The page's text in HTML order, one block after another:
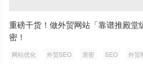
重磅干货！做外贸网站「靠谱推殿堂
密！
网站优化 外贸SEO 泄密 SEO 外贸